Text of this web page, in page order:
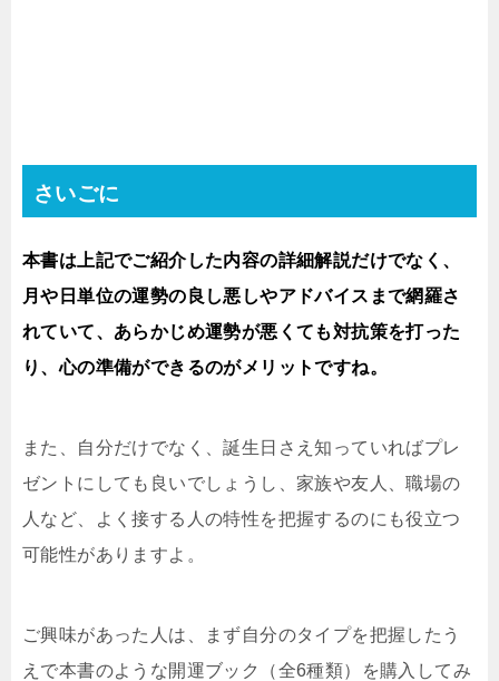
さいごに
本書は上記でご紹介した内容の詳細解説だけでなく、
月や日単位の運勢の良し悪しやアドバイスまで網羅さ
れていて、あらかじめ運勢が悪くても対抗策を打った
り、心の準備ができるのがメリットですね。
また、自分だけでなく、誕生日さえ知っていればプレ
ゼントにしても良いでしょうし、家族や友人、職場の
人など、よく接する人の特性を把握するのにも役立つ
可能性がありますよ。
ご興味があった人は、まず自分のタイプを把握したう
えで本書のような開運ブック（全6種類）を購入してみ